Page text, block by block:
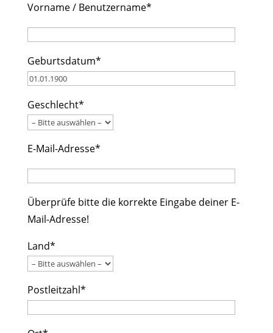
Vorname / Benutzername*
Geburtsdatum*
Geschlecht*
E-Mail-Adresse*
Überprüfe bitte die korrekte Eingabe deiner E-
Mail-Adresse!
Land*
Postleitzahl*